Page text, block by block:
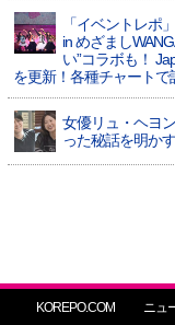
「イベントレポ
in めざまし
い”コラボも！
を更新！各種チャートで
女優リュ・ヘヨ
った秘話を明か
KOREPO.COM ニュ